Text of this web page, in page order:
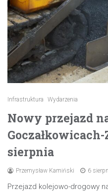
Infrastruktura Wydarzenia
Nowy przejazd
sierpnia
Przemysław Kamiński 6
Przejazd kolejowo-drogowy